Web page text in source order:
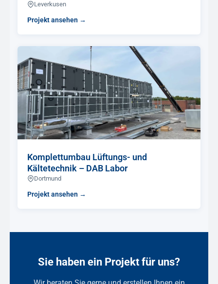
Leverkusen
Projekt ansehen →
Komplettumbau Lüftungs- und
Kältetechnik – DAB Labor
Dortmund
Projekt ansehen →
Sie haben ein Projekt für uns?